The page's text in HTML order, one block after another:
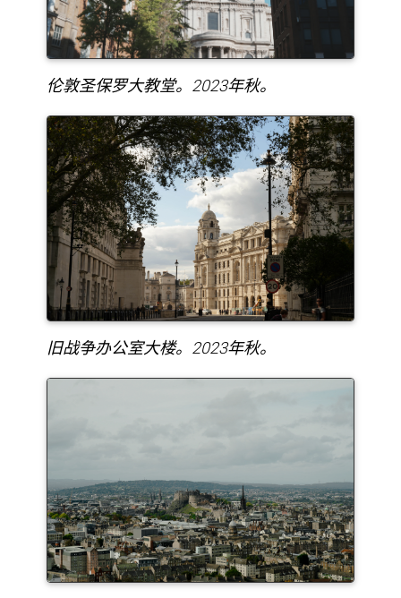
伦敦圣保罗大教堂。2023年秋。
旧战争办公室大楼。2023年秋。